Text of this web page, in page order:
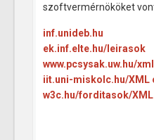
szoftvermérnököket
inf.unideb.hu
ek.inf.elte.hu/leirasok
www.pcsysak.uw.hu/xml
iit.uni-miskolc.hu/XML
w3c.hu/forditasok/XML